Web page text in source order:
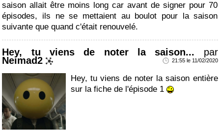
saison allait être moins long car avant de signer pour 70
épisodes, ils ne se mettaient au boulot pour la saison
suivante que quand c'était renouvelé.
Hey, tu viens de noter la saison... par
Neimad2 21:55 le 11/02/2020
Hey, tu viens de noter la saison entière
sur la fiche de l'épisode 1